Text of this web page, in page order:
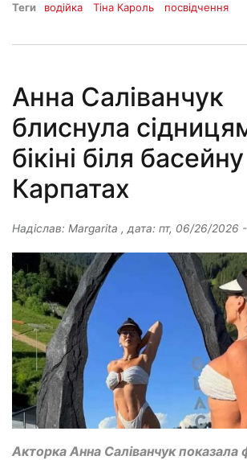
Теги водійка Тіна Кароль посвідчення
Анна Саліванчук
блиснула
бікіні біля
Карпатах
Надіслав: Margarita , дата: пт, 06/26/2026
Акторка Анна Саліванчук показала